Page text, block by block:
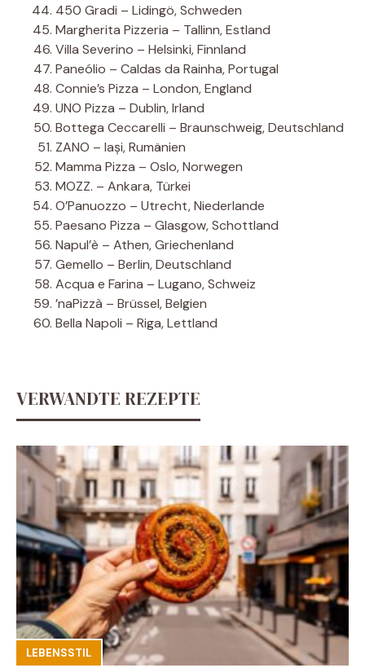
450 Gradi – Lidingö, Schweden
Margherita Pizzeria – Tallinn, Estland
Villa Severino – Helsinki, Finnland
Paneólio – Caldas da Rainha, Portugal
Connie’s Pizza – London, England
UNO Pizza – Dublin, Irland
Bottega Ceccarelli – Braunschweig, Deutschland
ZANO – Iași, Rumänien
Mamma Pizza – Oslo, Norwegen
MOZZ. – Ankara, Türkei
O’Panuozzo – Utrecht, Niederlande
Paesano Pizza – Glasgow, Schottland
Napul’è – Athen, Griechenland
Gemello – Berlin, Deutschland
Acqua e Farina – Lugano, Schweiz
’naPizzà – Brüssel, Belgien
Bella Napoli – Riga, Lettland
VERWANDTE REZEPTE
LEBENSSTIL